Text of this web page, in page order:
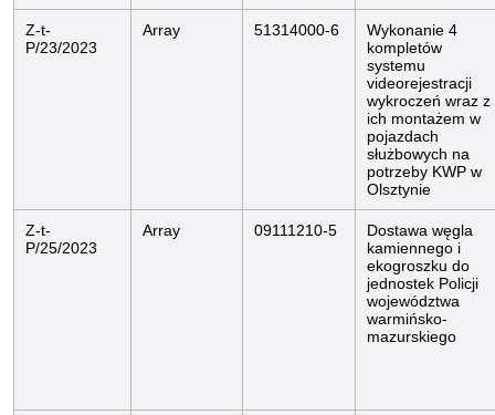
Z-t-
P/23/2023
Array 51314000-6
Wykonanie 4
kompletów
systemu
videorejestracji
wykroczeń wraz z
ich montażem w
pojazdach
służbowych na
potrzeby KWP w
Olsztynie
Z-t-
P/25/2023
Array 09111210-5
Dostawa węgla
kamiennego i
ekogroszku do
jednostek Policji
województwa
warmińsko-
mazurskiego